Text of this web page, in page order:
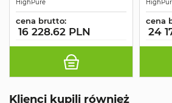
HighPure
cena brutto:
16 228.62 PLN
cena
24
Klienci kupili również